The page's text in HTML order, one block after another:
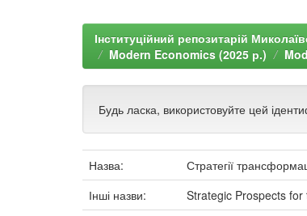
Інституційний репозитарій
Modern Economics (2025 р.)
Будь ласка, використовуйте цей
Назва:
Стратегії
Інші назви:
Strategic Prospects